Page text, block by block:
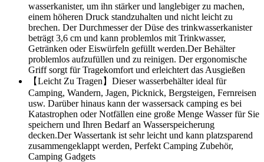
wasserkanister, um ihn stärker und langlebiger zu machen,
einem höheren Druck standzuhalten und nicht leicht zu
brechen. Der Durchmesser der Düse des trinkwasserkanister
beträgt 3,6 cm und kann problemlos mit Trinkwasser,
Getränken oder Eiswürfeln gefüllt werden.Der Behälter
problemlos aufzufüllen und zu reinigen. Der ergonomische
Griff sorgt für Tragekomfort und erleichtert das Ausgießen
【Leicht Zu Tragen】Dieser wasserbehälter ideal für
Camping, Wandern, Jagen, Picknick, Bergsteigen, Fernreisen
usw. Darüber hinaus kann der wassersack camping es bei
Katastrophen oder Notfällen eine große Menge Wasser für Sie
speichern und Ihren Bedarf an Wasserspeicherung
decken.Der Wassertank ist sehr leicht und kann platzsparend
zusammengeklappt werden, Perfekt Camping Zubehör,
Camping Gadgets